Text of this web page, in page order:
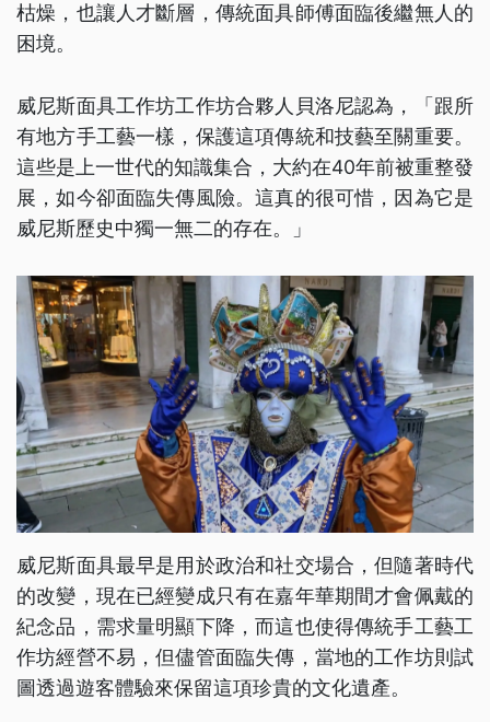
枯燥，也讓人才斷層，傳統面具師傅面臨後繼無人的
困境。
威尼斯面具工作坊工作坊合夥人貝洛尼認為，「跟所
有地方手工藝一樣，保護這項傳統和技藝至關重要。
這些是上一世代的知識集合，大約在40年前被重整發
展，如今卻面臨失傳風險。這真的很可惜，因為它是
威尼斯歷史中獨一無二的存在。」
威尼斯面具最早是用於政治和社交場合，但隨著時代
的改變，現在已經變成只有在嘉年華期間才會佩戴的
紀念品，需求量明顯下降，而這也使得傳統手工藝工
作坊經營不易，但儘管面臨失傳，當地的工作坊則試
圖透過遊客體驗來保留這項珍貴的文化遺產。